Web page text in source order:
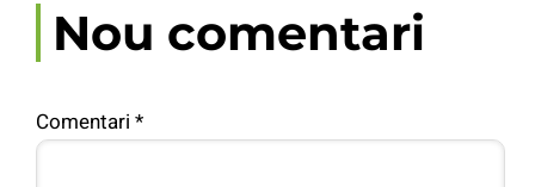
Nou comentari
Comentari *